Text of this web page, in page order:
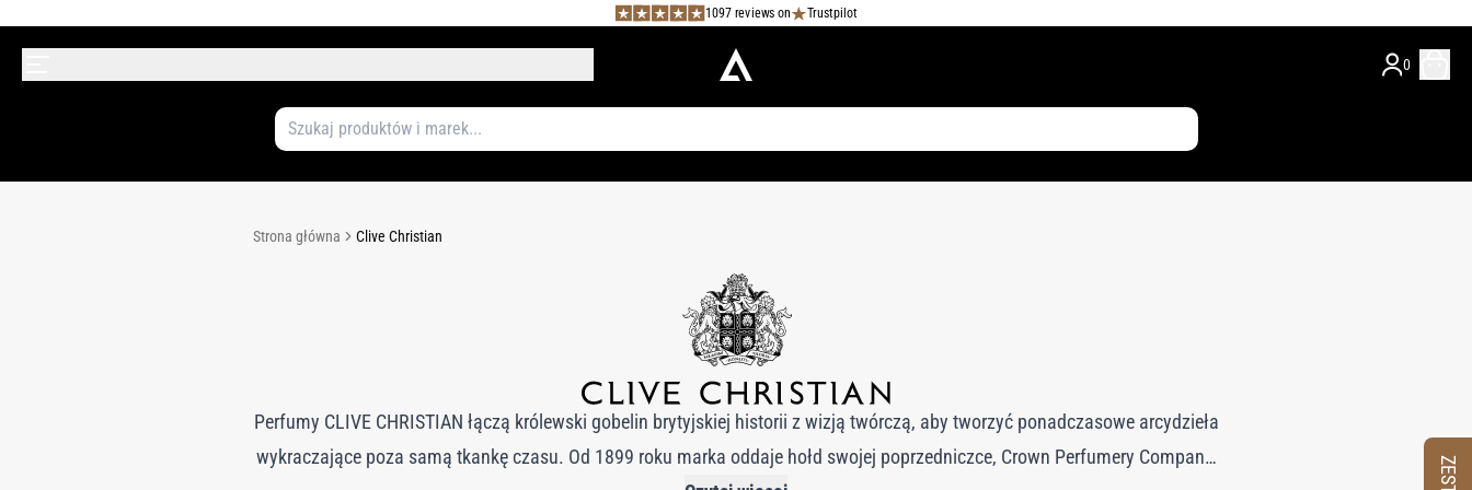
1097 reviews on Trustpilot
0
Strona główna Clive Christian
Perfumy CLIVE CHRISTIAN łączą królewski gobelin brytyjskiej historii z wizją twórczą, aby tworzyć ponadczasowe arcydzieła
wykraczające poza samą tkankę czasu. Od 1899 roku marka oddaje hołd swojej poprzedniczce, Crown Perfumery Company,